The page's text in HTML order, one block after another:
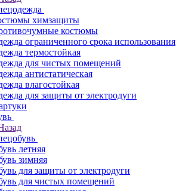
химзащиты
костюмы
ограниченного срока использования
термостойкая
для чистых помещений
антистатическая
влагостойкая
для защиты от электродуги
летняя
зимняя
для защиты от электродуги
для чистых помещений